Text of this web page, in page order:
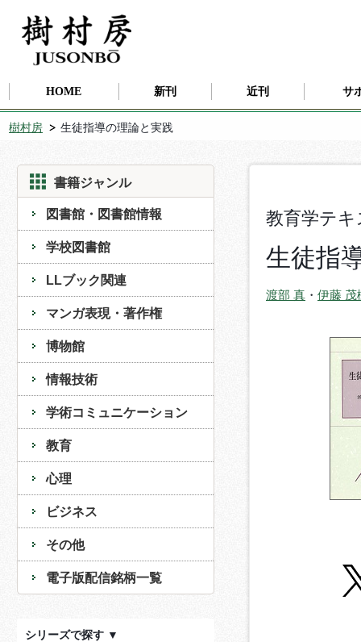
HOME 新刊 近刊 サ
樹村房 生徒指導の理論と実践
書籍ジャンル
図書館・図書館情報
学校図書館
LLブック関連
マンガ表現・著作権
博物館
情報技術
学術コミュニケーション
教育
心理
ビジネス
その他
電子版配信銘柄一覧
シリーズで探す ▼
教育学テ
生徒指
渡部 真 ・ 伊藤 茂